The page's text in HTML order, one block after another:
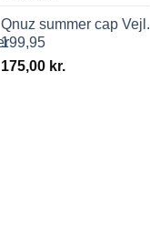
Qnuz summer cap Vejl.
199,95
175,00 kr.